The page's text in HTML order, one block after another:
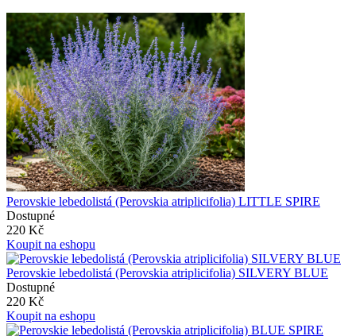
Perovskie lebedolistá (Perovskia atriplicifolia) LITTLE SPIRE
Dostupné
220 Kč
Koupit na eshopu
Perovskie lebedolistá (Perovskia atriplicifolia) SILVERY BLUE
Dostupné
220 Kč
Koupit na eshopu